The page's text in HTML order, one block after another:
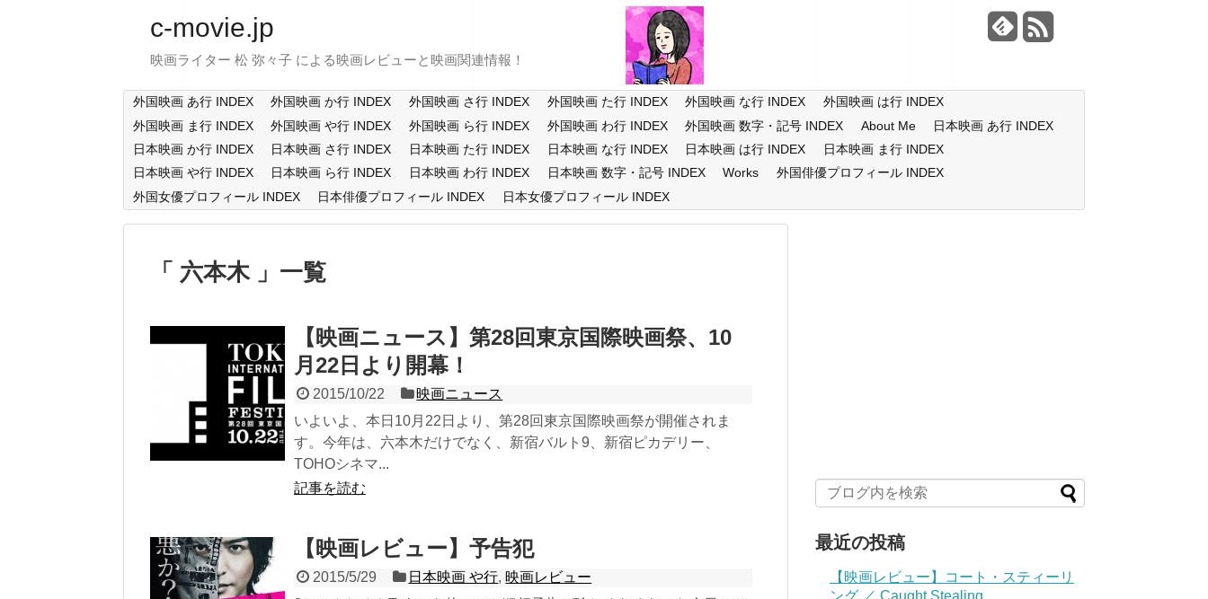
c-movie.jp
映画ライター 松 弥々子 による映画レビューと映画関連情報！
外国映画 あ行 INDEX 外国映画 か行 INDEX 外国映画 さ行 INDEX 外国映画 た行 INDEX 外国映画 な行 INDEX
外国映画 は行 INDEX
外国映画 ま行 INDEX
外国映画 や行 INDEX 外国映画 ら行 INDEX 外国映画 わ行 INDEX 外国映画 数字・記号 INDEX About Me
日本映画 あ行 INDEX
日本映画 か行 INDEX
日本映画 さ行 INDEX 日本映画 た行 INDEX 日本映画 な行 INDEX 日本映画 は行 INDEX
日本映画 ま行 INDEX
日本映画 や行 INDEX
日本映画 ら行 INDEX 日本映画 わ行 INDEX 日本映画 数字・記号 INDEX Works
外国俳優プロフィール INDEX
外国女優プロフィール INDEX
日本俳優プロフィール INDEX 日本女優プロフィール INDEX
六本木 一覧
【映画ニュース】第28回東京国際映画祭、10
月22日より開幕！
2015/10/22
映画ニュース
いよいよ、本日10月22日より、第28回東京国際映画祭が開催されま
す。今年は、六本木だけでなく、新宿バルト9、新宿ピカデリー、
TOHOシネマ...
記事を読む
【映画レビュー】予告犯
2015/5/29 日本映画 や行, 映画レビュー
最近の投稿
【映画レビュー】コート・スティーリ